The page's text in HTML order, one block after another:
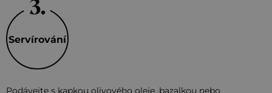
Servírování
Podávejte s kapkou olivového oleje, bazalkou nebo